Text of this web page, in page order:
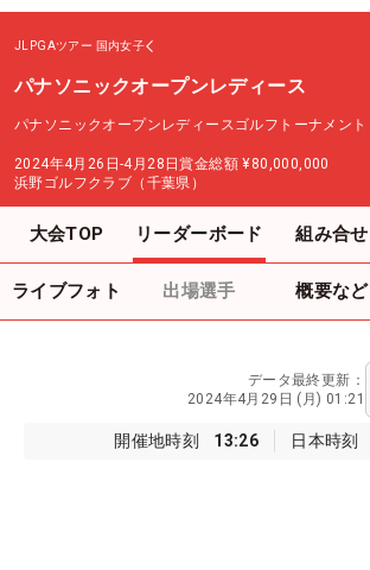
JLPGAツアー 国内女子
パナソニックオープンレディース
パナソニックオープンレディースゴルフトーナメント
2024年4月26日-4月28日賞金総額 ¥80,000,000
浜野ゴルフクラブ（千葉県）
大会TOP リーダーボード 組み合せ
ライブフォト 出場選手 概要など
開催地時刻 13:26 日本時刻
データ最終更新：
2024年4月29日 (月) 01:21